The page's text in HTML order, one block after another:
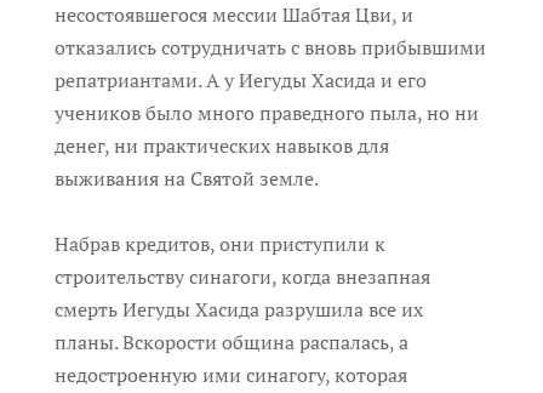
несостоявшегося мессии Шабтая Цви, и
отказались сотрудничать с вновь прибывшими
репатриантами. А у Иегуды Хасида и его
учеников было много праведного пыла, но ни
денег, ни практических навыков для
выживания на Святой земле.
Набрав кредитов, они приступили к
строительству синагоги, когда внезапная
смерть Иегуды Хасида разрушила все их
планы. Вскорости община распалась, а
недостроенную ими синагогу, которая